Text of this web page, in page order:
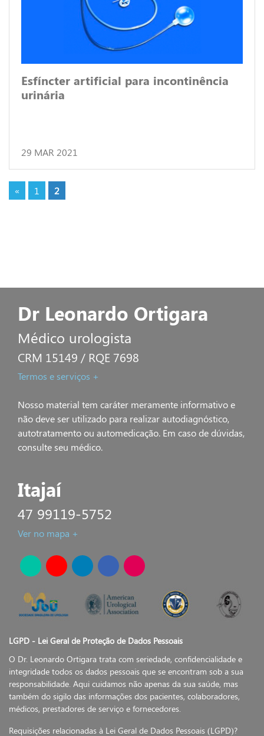
Esfíncter artificial para incontinência
urinária
29 MAR 2021
« 1 2
Dr Leonardo Ortigara
Médico urologista
CRM 15149 / RQE 7698
Termos e serviços +
Nosso material tem caráter meramente informativo e
não deve ser utilizado para realizar autodiagnóstico,
autotratamento ou automedicação. Em caso de dúvidas,
consulte seu médico.
Itajaí
47 99119-5752
Ver no mapa +
LGPD - Lei Geral de Proteção de Dados Pessoais
O Dr. Leonardo Ortigara trata com seriedade, confidencialidade e
integridade todos os dados pessoais que se encontram sob a sua
responsabilidade. Aqui cuidamos não apenas da sua saúde, mas
também do sigilo das informações dos pacientes, colaboradores,
médicos, prestadores de serviço e fornecedores.
Requisições relacionadas à Lei Geral de Dados Pessoais (LGPD)?